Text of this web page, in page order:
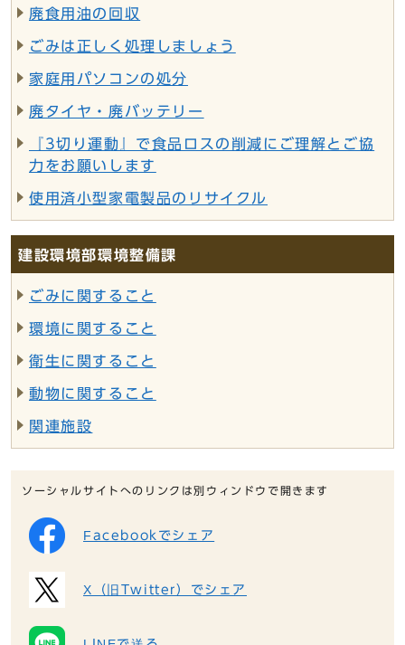
廃食用油の回収
ごみは正しく処理しましょう
家庭用パソコンの処分
廃タイヤ・廃バッテリー
『3切り運動』で食品ロスの削減にご理解とご協
力をお願いします
使用済小型家電製品のリサイクル
建設環境部環境整備課
ごみに関すること
環境に関すること
衛生に関すること
動物に関すること
関連施設
ソーシャルサイトへのリンクは別ウィンドウで開きます
Facebookでシェア
X（旧Twitter）でシェア